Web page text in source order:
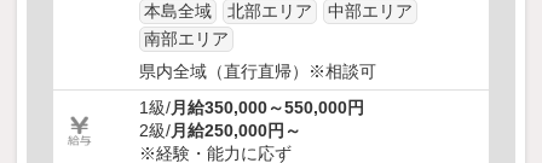
本島全域
北部エリア
中部エリア
南部エリア
県内全域（直行直帰）※相談可
1級/月給350,000～550,000円
2級/月給250,000円～
※経験・能力に応ず